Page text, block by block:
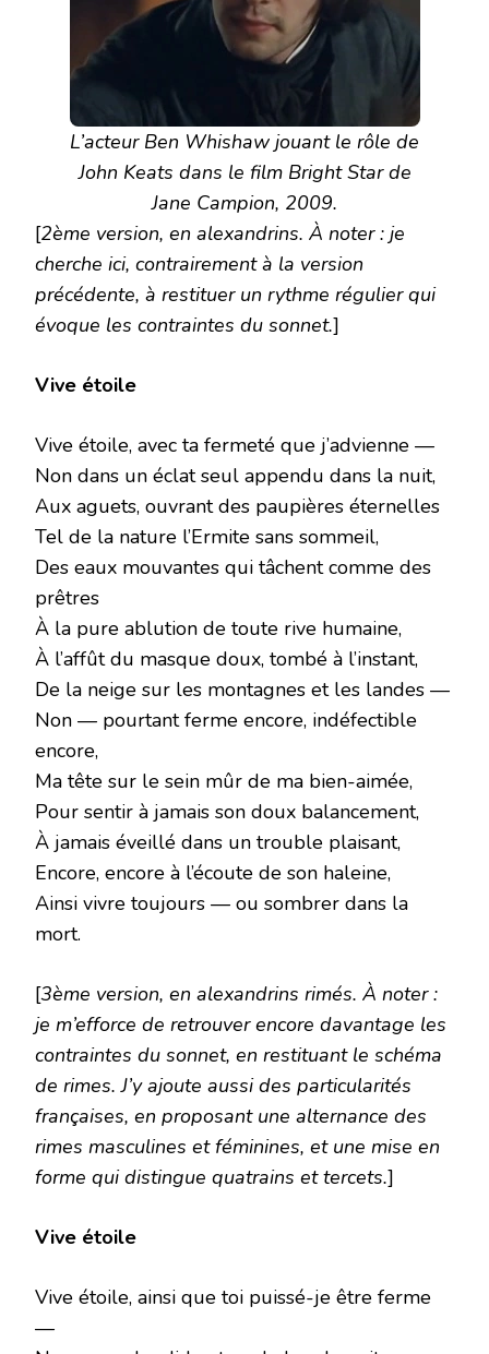
L’acteur Ben Whishaw jouant le rôle de
John Keats dans le film Bright Star de
Jane Campion, 2009.
[2ème version, en alexandrins. À noter : je
cherche ici, contrairement à la version
précédente, à restituer un rythme régulier qui
évoque les contraintes du sonnet.]
Vive étoile
Vive étoile, avec ta fermeté que j’advienne —
Non dans un éclat seul appendu dans la nuit,
Aux aguets, ouvrant des paupières éternelles
Tel de la nature l’Ermite sans sommeil,
Des eaux mouvantes qui tâchent comme des
prêtres
À la pure ablution de toute rive humaine,
À l’affût du masque doux, tombé à l’instant,
De la neige sur les montagnes et les landes —
Non — pourtant ferme encore, indéfectible
encore,
Ma tête sur le sein mûr de ma bien-aimée,
Pour sentir à jamais son doux balancement,
À jamais éveillé dans un trouble plaisant,
Encore, encore à l’écoute de son haleine,
Ainsi vivre toujours — ou sombrer dans la
mort.
[3ème version, en alexandrins rimés. À noter :
je m’efforce de retrouver encore davantage les
contraintes du sonnet, en restituant le schéma
de rimes. J’y ajoute aussi des particularités
françaises, en proposant une alternance des
rimes masculines et féminines, et une mise en
forme qui distingue quatrains et tercets.]
Vive étoile
Vive étoile, ainsi que toi puissé-je être ferme
—